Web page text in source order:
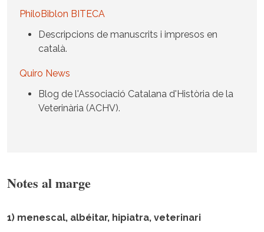
PhiloBiblon BITECA
Descripcions de manuscrits i impresos en
català.
Quiro News
Blog de l'Associació Catalana d'Història de la
Veterinària (ACHV).
Notes al marge
1) menescal, albéitar, hipiatra, veterinari